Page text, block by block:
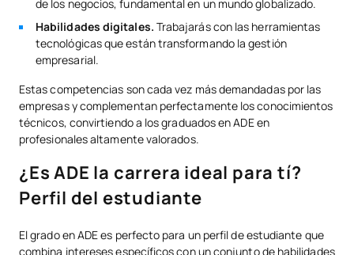
de los negocios, fundamental en un mundo globalizado.
Habilidades digitales. Trabajarás con las herramientas
tecnológicas que están transformando la gestión
empresarial.
Estas competencias son cada vez más demandadas por las
empresas y complementan perfectamente los conocimientos
técnicos, convirtiendo a los graduados en ADE en
profesionales altamente valorados.
¿Es ADE la carrera ideal para tí?
Perfil del estudiante
El grado en ADE es perfecto para un perfil de estudiante que
combina intereses específicos con un conjunto de habilidades